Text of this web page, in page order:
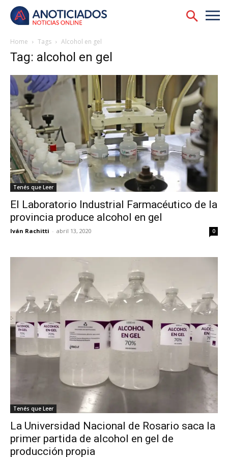
Home Tags Alcohol en gel
Tag: alcohol en gel
Tenés que Leer
El Laboratorio Industrial Farmacéutico de la
provincia produce alcohol en gel
Iván Rachitti - abril 13, 2020 0
Tenés que Leer
La Universidad Nacional de Rosario saca la
primer partida de alcohol en gel de
producción propia